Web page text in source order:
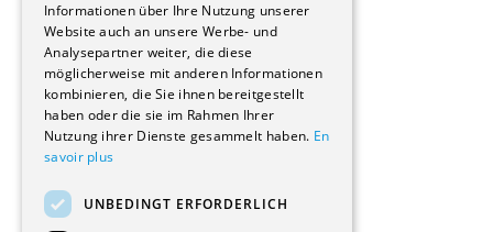
Wohnungen
Renovierungen
Innere Umbauten
Gastgewerbe und Tourismus
Verwaltungsgebäude und Geschäfte
Schuleinrichtungen
Medizinische Einrichtungen
Kultur - Sport - Freizeit
Informationen über Ihre Nutzung unserer
Website auch an unsere Werbe- und
Analysepartner weiter, die diese
möglicherweise mit anderen Informationen
kombinieren, die Sie ihnen bereitgestellt
haben oder die sie im Rahmen Ihrer
Nutzung ihrer Dienste gesammelt haben. En
savoir plus
UNBEDINGT ERFORDERLICH